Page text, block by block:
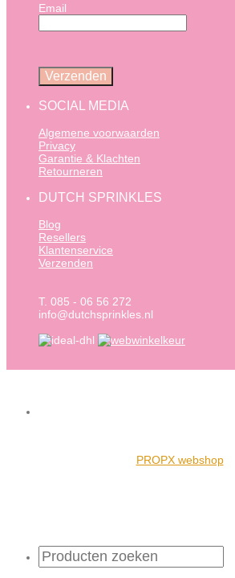
Email
SOCIAL MEDIA
Algemene voorwaarden
Privacy
Garantie & Klachten
Retourneren
DUTCH SPRINKLES
Blog
Resellers
Klantenservice
Verzenden
T. 085 - 06 56 272
info@dutchsprinkles.nl
PROPX webshop